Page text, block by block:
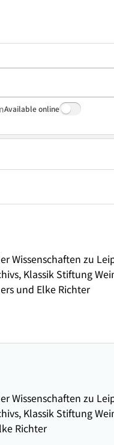
Available online
Wissenschaften zu
Klassik Stiftung
und Elke Richter
Wissenschaften zu
Klassik Stiftung
Richter